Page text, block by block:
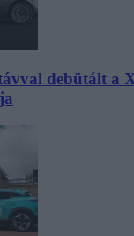
debütált a